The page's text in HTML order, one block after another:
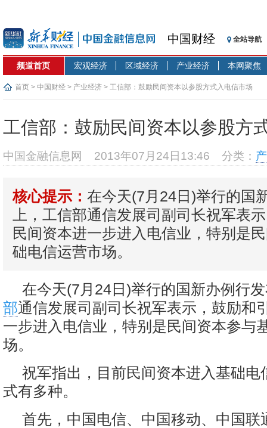
中国财经 全站导航
频道首页 宏观经济 区域经济 产业经济 本网聚焦
首页 > 中国财经 > 产业经济 > 工信部：鼓励民间资本以参股方式入电信市场
工信部：鼓励民间资本以参股方
中国金融信息网 2013年07月24日13:46 分类：
核心提示： 在今天(7月24日)举行的国
上，工信部通信发展司副司长祝军表
民间资本进一步进入电信业，特别是
础电信运营市场。
在今天(7月24日)举行的国新办例行
部通信发展司副司长祝军表示，鼓励和
一步进入电信业，特别是民间资本参与
场。
祝军指出，目前民间资本进入基础电
式有多种。
首先，中国电信、中国移动、中国联